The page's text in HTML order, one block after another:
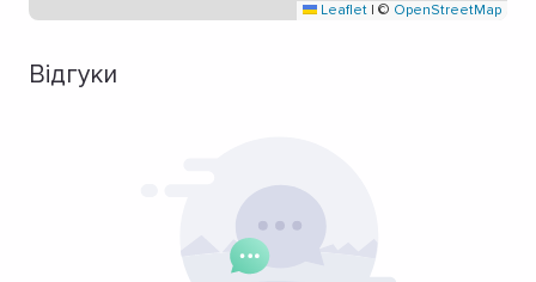
Leaflet | © OpenStreetMap
Відгуки